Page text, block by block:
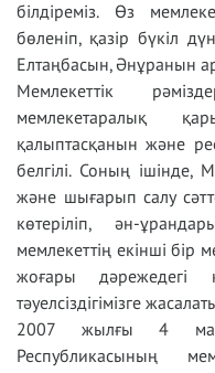
білдіреміз. Өз
бөленіп, қазір бүкіл
Елтаңбасын, Әнұранын
Мемлекеттік
мемлекетаралық
қалыптасқанын және
белгілі. Соның
және шығарып салу
көтеріліп, ән-
мемлекеттің екінші бір
жоғары дәрежедегі
тәуелсіздігімізге
2007 жылғы 4
Республикасының